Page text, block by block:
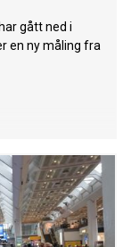
gått ned i
en ny måling fra